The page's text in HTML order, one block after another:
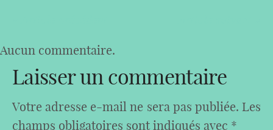
Aucun commentaire.
Laisser un commentaire
Votre adresse e-mail ne sera pas publiée. Les
champs obligatoires sont indiqués avec *